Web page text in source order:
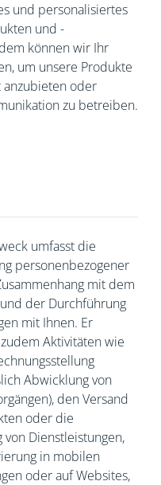
und personalisiertes
und -
können wir Ihr
um unsere Produkte
anzubieten oder
zu betreiben.
umfasst die
personenbezogener
mit dem
der Durchführung
mit Ihnen. Er
Aktivitäten wie
Abwicklung von
den Versand
oder die
von Dienstleistungen,
in mobilen
oder auf Websites,